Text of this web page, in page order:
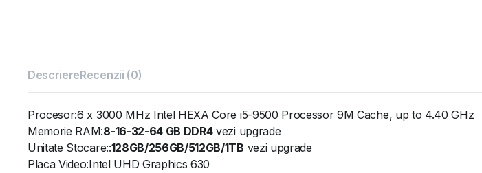
DescriereRecenzii (0)
Procesor:6 x 3000 MHz Intel HEXA Core i5-9500 Processor 9M Cache, up to 4.40 GHz
Memorie RAM:8-16-32-64 GB DDR4vezi upgrade
Unitate Stocare::128GB/256GB/512GB/1TB vezi upgrade
Placa Video:Intel UHD Graphics 630